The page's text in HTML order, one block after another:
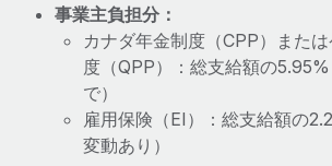
ることです。この数週間で、新しい統合、機能
スしました。...
詳細を見る
給与詐欺：種類、事例、ビジネスを守る
事業主負担分：
カナダ年金制度（CPP）また
度（QPP）：総支給額の
で）
雇用保険（EI）：総支給額の
変動あり）